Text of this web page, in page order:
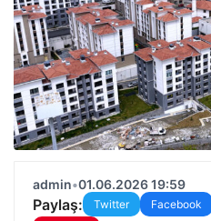
admin•01.06.2026 19:59
Paylaş: Twitter Facebook